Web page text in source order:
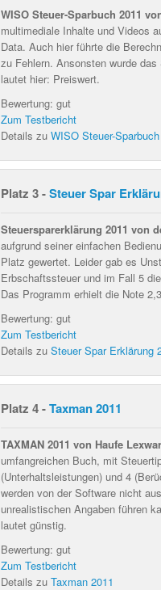
WISO Steuer-Sparbuch 2011
multimediale Inhalte und Videos
Data. Auch hier führte die
zu Fehlern. Ansonsten wurde
lautet hier: Preiswert.
Bewertung: gut
Zum Testbericht
Details zu WISO Steuer-Sparbuch
Platz 3 -Steuer Spar
Steuersparerklärung 2011 von
aufgrund seiner einfachen
Platz gewertet. Leider gab es
Erbschaftssteuer und im Fall 5
Das Programm erhielt die Note
Bewertung: gut
Zum Testbericht
Details zu Steuer Spar Erklärung
Platz 4 -Taxman 2011
TAXMAN 2011 von Haufe
umfangreichen Buch, mit
(Unterhaltsleistungen) und 4
werden von der Software nicht
unrealistischen Angaben führen
lautet günstig.
Bewertung: gut
Zum Testbericht
Details zu Taxman 2011